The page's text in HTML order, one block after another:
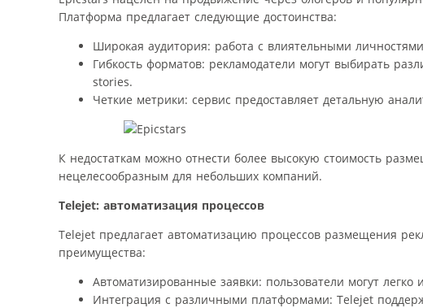
Платформа предлагает следующие достоинства:
Широкая аудитория: работа с влиятельными
Гибкость форматов: рекламодатели могут выбирать
stories.
Четкие метрики: сервис предоставляет детальную
К недостаткам можно отнести более высокую стоимость
нецелесообразным для небольших компаний.
Telejet: автоматизация процессов
Telejet предлагает автоматизацию процессов размещения
преимущества:
Автоматизированные заявки: пользователи могут легко
Интеграция с различными платформами: Telejet